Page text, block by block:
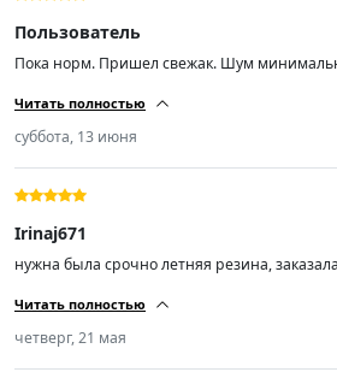
Пользователь
Пока норм. Пришел свежак. Шум
Читать полностью
суббота, 13 июня
Irinaj671
нужна была срочно летняя резина,
Читать полностью
четверг, 21 мая